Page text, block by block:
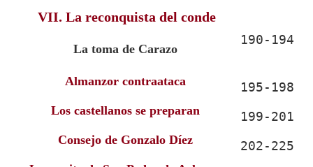
VII. La reconquista del conde
La toma de Carazo
190-194
Almanzor contraataca 195-198
Los castellanos se preparan 199-201
Consejo de Gonzalo Díez 202-225